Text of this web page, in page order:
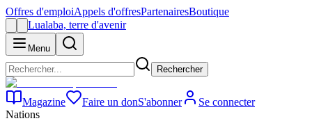
Offres d'emploiAppels d'offresPartenairesBoutique
Lualaba, terre d'avenir
Menu
Rechercher
Magazine Faire un donS'abonner
Se connecter
Nations